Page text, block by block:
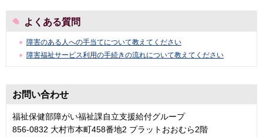
よくある質問
障害のある人への手当てについて教えてください
障害福祉サービス利用の手続きの流れについて教えてください
お問い合わせ
福祉保健部障がい福祉課自立支援給付グループ
856-0832 大村市本町458番地2 プラットおおむら2階